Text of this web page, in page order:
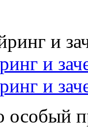
и
и
особый